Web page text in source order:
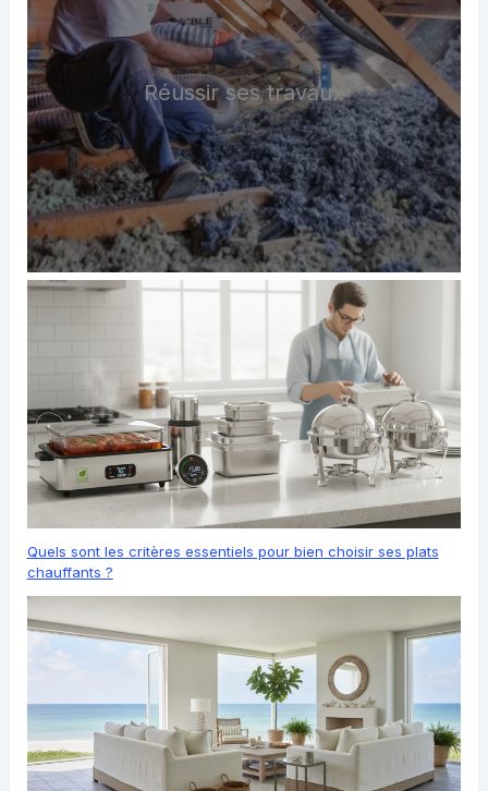
Réussir ses travaux
Quels sont les critères essentiels pour bien choisir ses plats
chauffants ?